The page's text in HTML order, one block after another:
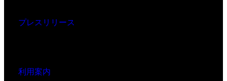
プレスリリース
利用案内